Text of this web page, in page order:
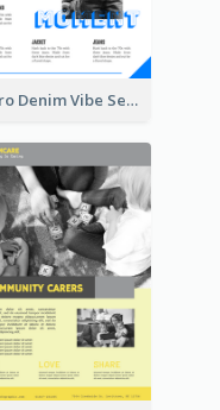
Retro Denim Vibe Seasonal Sale Poster Design